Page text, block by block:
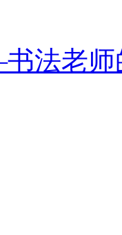
法老师